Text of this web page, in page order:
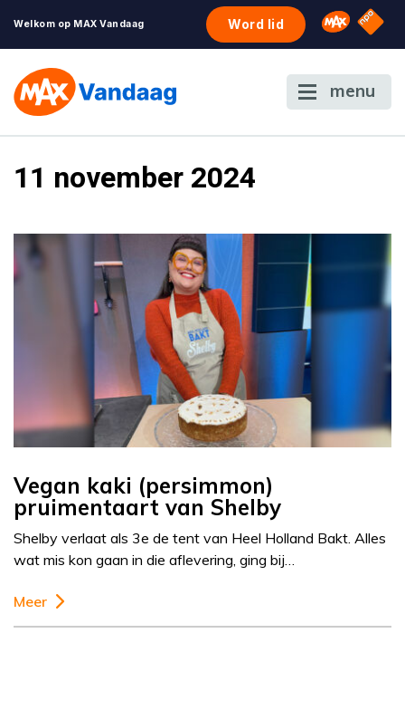
Welkom op MAX Vandaag Word lid Omroep
NPO
menu
11 november 2024
Vegan kaki (persimmon)
pruimentaart van Shelby
Shelby verlaat als 3e de tent van Heel Holland Bakt. Alles
wat mis kon gaan in die aflevering, ging bij…
Meer